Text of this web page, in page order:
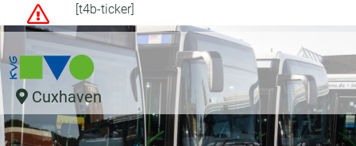
[t4b-ticker]
Cuxhaven